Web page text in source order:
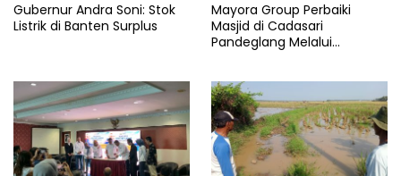
Gubernur Andra Soni: Stok
Listrik di Banten Surplus
Mayora Group Perbaiki
Masjid di Cadasari
Pandeglang Melalui